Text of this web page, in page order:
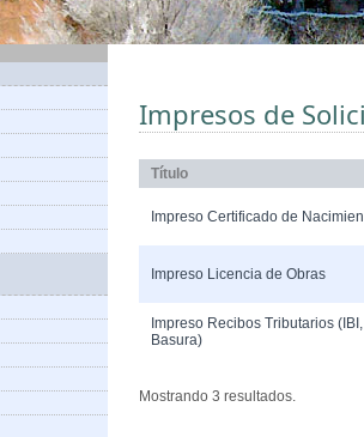
Impresos de
Título
Impreso Certificado de
Impreso Licencia de Obras
Impreso Recibos Tributarios
Basura)
Mostrando 3 resultados.